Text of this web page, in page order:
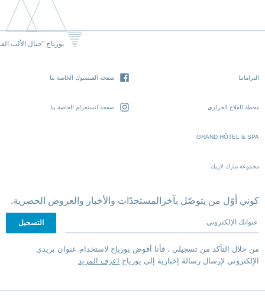
يورياج "جبال الألب
التزاماتنا
محطة العلاج الحراري
GRAND HÔTEL & SPA
مجموعة مارك لاريك
صفحة الفيسبوك الخاصة بنا
صفحة انستغرام الخاصة بنا
كوني أوّل من يتوصّل بآخرالمستجدّات والأخبار والعروض الحصرية.
عنوانك الإلكتروني
من خلال التأكد من تسجيلي ، فأنا أفوض يورياج لاستخدام عنوان بريدي
الإلكتروني لإرسال رسالة إخبارية إلى يورياج اعرف المزيد